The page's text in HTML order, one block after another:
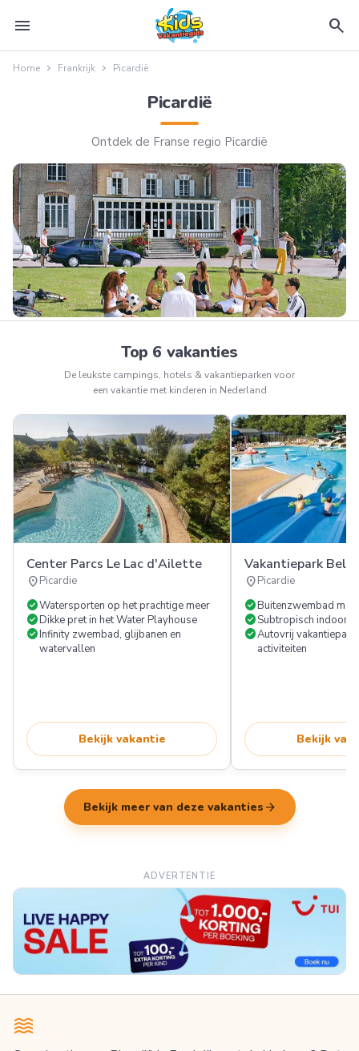
menu search
Home Frankrijk Picardië
Picardië
Ontdek de Franse regio Picardië
Top 6 vakanties
De leukste campings, hotels & vakantieparken voor
een vakantie met kinderen in Nederland
Center Parcs Le Lac d'Ailette
location_onPicardie
check_circleWatersporten op het prachtige meer
check_circleDikke pret in het Water Playhouse
check_circleInfinity zwembad, glijbanen en
watervallen
Bekijk vakantie
Vakantiepark
location_onPicardie
check_circleBuitenzwembad met
check_circleSubtropisch indoor
check_circleAutovrij vakantiepark
activiteiten
Bekijk
Bekijk meer van deze vakanties arrow_forward
ADVERTENTIE